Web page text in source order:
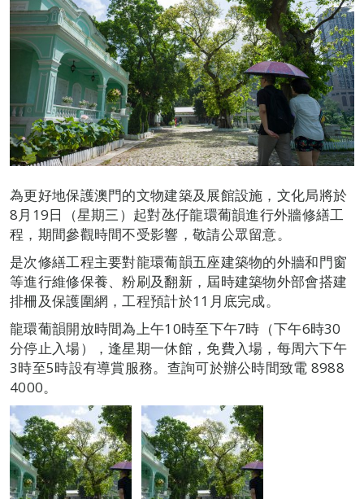
為更好地保護澳門的文物建築及展館設施，文化局將於
8月19日（星期三）起對氹仔龍環葡韻進行外牆修繕工
程，期間參觀時間不受影響，敬請公眾留意。
是次修繕工程主要對龍環葡韻五座建築物的外牆和門窗
等進行維修保養、粉刷及翻新，屆時建築物外部會搭建
排柵及保護圍網，工程預計於11月底完成。
龍環葡韻開放時間為上午10時至下午7時（下午6時30
分停止入場），逢星期一休館，免費入場，每周六下午
3時至5時設有導賞服務。查詢可於辦公時間致電 8988
4000。